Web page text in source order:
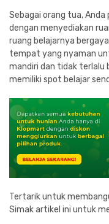
Sebagai orang tua,
dengan menyediakan
ruang belajarnya
tempat yang nyaman
mandiri dan tidak terlalu
memiliki spot belajar
Tertarik untuk
Simak artikel ini untuk